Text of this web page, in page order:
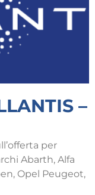
–
per
Abarth, Alfa
Opel Peugeot,